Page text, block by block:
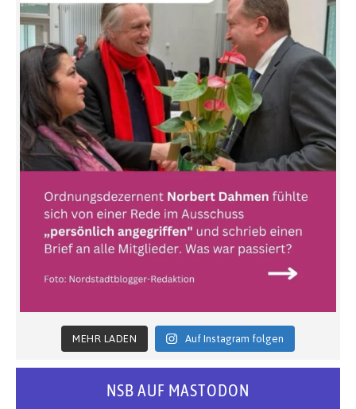
MEHR LADEN Auf Instagram folgen
NSB AUF MASTODON